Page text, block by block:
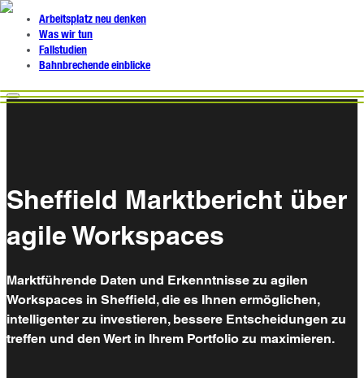
Arbeitsplatz neu denken
Was wir tun
Fallstudien
Bahnbrechende einblicke
Sheffield Marktbericht über
agile Workspaces
Marktführende Daten und Erkenntnisse zu agilen
Workspaces in Sheffield, die es Ihnen ermöglichen,
intelligenter zu investieren, bessere Entscheidungen zu
treffen und den Wert in Ihrem Portfolio zu maximieren.